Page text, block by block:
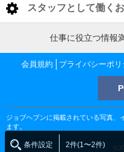
条件設定 2件(1〜2件)
横浜市 デリヘル送迎
関内・曙町・福富町
桜木町・日ノ出町 デ
川崎市
川崎市 デリヘル送迎ド
川崎駅・堀之内・南
町田・相模原・厚木
湘南・三浦半島
< 全国トップ
北海道 男性高収入
東北 男性高収入
南関東 男性高収入
甲信越 男性高収入
北関東 男性高収入
東京 男性高収入
スタッフとして働く
東京都
東京 男性高収入
新宿 男性高収入
渋谷 男性高収入
五反田 男性高収入
神奈川県
関内 男性高収入
曙町 男性高収入
船橋 男性高収入
茨城県
仕事に役立つ情報
会員規約 プライバシーポリ
ジョブヘブンに掲載されている写真、
ます。